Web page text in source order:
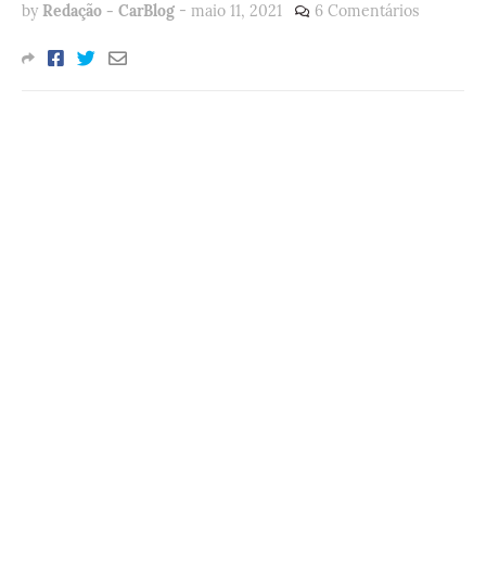
by Redação - CarBlog - maio 11, 2021 6 Comentários